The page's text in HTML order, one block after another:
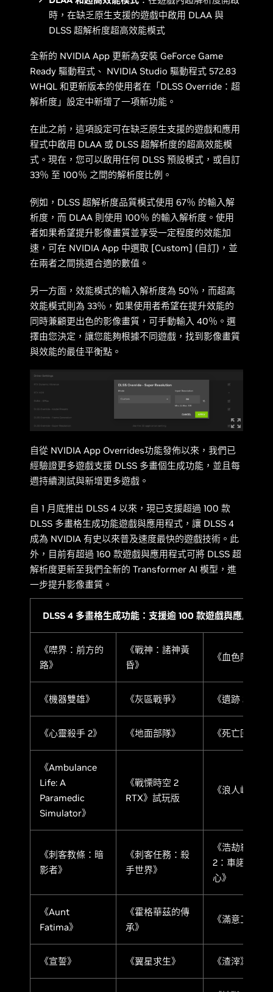
時，在缺乏原生支援的遊戲中啟用 DLAA 與
DLSS 超解析度超高效能模式
全新的 NVIDIA App 更新為安裝 GeForce Game
Ready 驅動程式、 NVIDIA Studio 驅動程式 572.83
WHQL 和更新版本的使用者在「DLSS Override：超
解析度」設定中新增了一項新功能。
在此之前，這項設定可在缺乏原生支援的遊戲和應用
程式中啟用 DLAA 或 DLSS 超解析度的超高效能模
式。現在，您可以啟用任何 DLSS 預設模式，或自訂
33％ 至 100％ 之間的解析度比例。
例如，DLSS 超解析度品質模式使用 67％ 的輸入解
析度，而 DLAA 則使用 100％ 的輸入解析度。使用
者如果希望提升影像畫質並享受一定程度的效能加
速，可在 NVIDIA App 中選取 [Custom] (自訂)，並
在兩者之間挑選合適的數值。
另一方面，效能模式的輸入解析度為 50％，而超高
效能模式則為 33％，如果使用者希望在提升效能的
同時兼顧更出色的影像畫質，可手動輸入 40％。選
擇由您決定，讓您能夠根據不同遊戲，找到影像畫質
與效能的最佳平衡點。
自從 NVIDIA App Overrides功能發佈以來，我們已
經驗證更多遊戲支援 DLSS 多畫個生成功能，並且每
週持續測試與新增更多遊戲。
自 1 月底推出 DLSS 4 以來，現已支援超過 100 款
DLSS 多畫格生成功能遊戲與應用程式，讓 DLSS 4
成為 NVIDIA 有史以來普及速度最快的遊戲技術。此
外，目前有超過 160 款遊戲與應用程式可將 DLSS 超
解析度更新至我們全新的 Transformer AI 模型，進
一步提升影像畫質。
DLSS 4 多畫格生成功能：支援逾 100 款遊戲與應用程式
《噤界：前方的
路》
《戰神：諸神黃
昏》
《血色降臨》
《機器雙雄》 《灰區戰爭》 《遺跡 2》
《心靈殺手 2》 《地面部隊》 《死亡回歸》
《Ambulance
Life: A
Paramedic
Simulator》
《戰慄時空 2
RTX》試玩版
《浪人崛起》
《刺客教條：暗
影者》
《刺客任務：殺
手世界》
《浩劫殺陣
2：車諾比之
心》
《Aunt
Fatima》
《霍格華茲的傳
承》
《滿意工廠》
《宣誓》 《翼星求生》 《渣滓》